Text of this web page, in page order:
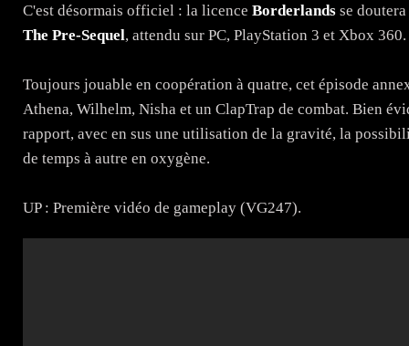
C'est désormais officiel : la licence Borderlands se
The Pre-Sequel, attendu sur PC, PlayStation 3 et Xbox 360.
Toujours jouable en coopération à quatre, cet épisode
Athena, Wilhelm, Nisha et un ClapTrap de combat. Bien
rapport, avec en sus une utilisation de la gravité, la
de temps à autre en oxygène.
UP : Première vidéo de gameplay (VG247).